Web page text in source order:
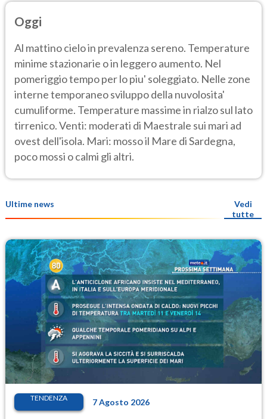
Oggi
Al mattino cielo in prevalenza sereno. Temperature
minime stazionarie o in leggero aumento. Nel
pomeriggio tempo per lo piu' soleggiato. Nelle zone
interne temporaneo sviluppo della nuvolosita'
cumuliforme. Temperature massime in rialzo sul lato
tirrenico. Venti: moderati di Maestrale sui mari ad
ovest dell'isola. Mari: mosso il Mare di Sardegna,
poco mossi o calmi gli altri.
Ultime news
Vedi
tutte
TENDENZA 7 Agosto 2026